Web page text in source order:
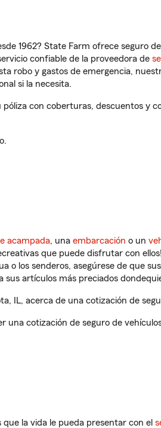
1962? State Farm ofrece seguro
confiable de la proveedora de
robo y gastos de emergencia,
si la necesita.
con coberturas, descuentos y
acampada, una embarcación o un
que puede disfrutar con
o los senderos, asegúrese de que
artículos más preciados
IL, acerca de una cotización de
una cotización de seguro de
la vida le pueda presentar con el